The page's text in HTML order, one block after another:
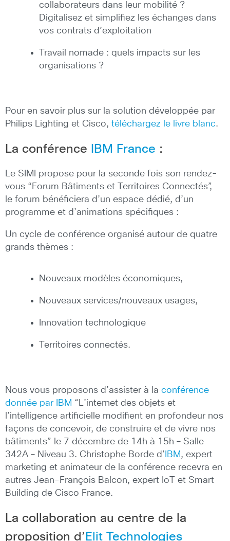
collaborateurs dans leur mobilité ?
Digitalisez et simplifiez les échanges dans
vos contrats d’exploitation
Travail nomade : quels impacts sur les
organisations ?
Pour en savoir plus sur la solution développée par
Philips Lighting et Cisco, téléchargez le livre blanc.
La conférence IBM France :
Le SIMI propose pour la seconde fois son rendez-
vous “Forum Bâtiments et Territoires Connectés”,
le forum bénéficiera d’un espace dédié, d’un
programme et d’animations spécifiques :
Un cycle de conférence organisé autour de quatre
grands thèmes :
Nouveaux modèles économiques,
Nouveaux services/nouveaux usages,
Innovation technologique
Territoires connectés.
Nous vous proposons d’assister à la conférence
donnée par IBM “L’internet des objets et
l’intelligence artificielle modifient en profondeur nos
façons de concevoir, de construire et de vivre nos
bâtiments” le 7 décembre de 14h à 15h – Salle
342A – Niveau 3. Christophe Borde d’ IBM, expert
marketing et animateur de la conférence recevra en
autres Jean-François Balcon, expert IoT et Smart
Building de Cisco France.
La collaboration au centre de la
proposition d’ Elit Technologies